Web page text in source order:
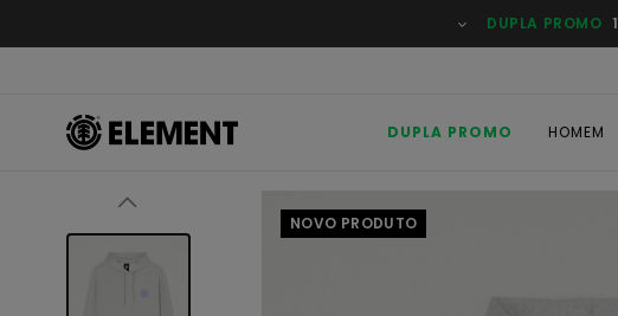
a
DUPLA PROMO
DUPLA PROMO HOMEM
NOVO PRODUTO